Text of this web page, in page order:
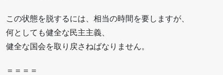
この状態を脱するには、相当の時間を要しますが、
何としても健全な民主主義、
健全な国会を取り戻さねばなりません。
＝＝＝＝